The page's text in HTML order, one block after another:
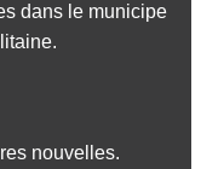
dans le municipe
nouvelles.